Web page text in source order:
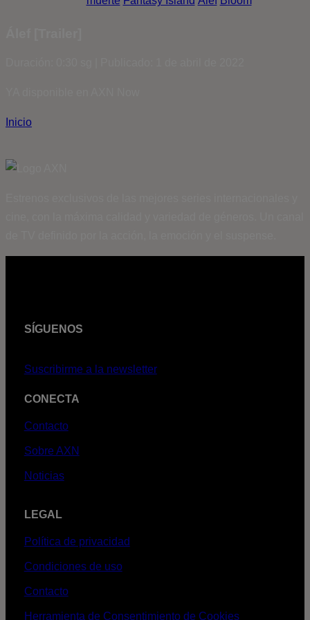
Inicio
SÍGUENOS
Suscribirme a la newsletter
CONECTA
Contacto
Sobre AXN
Noticias
LEGAL
Política de privacidad
Condiciones de uso
Contacto
Herramienta de Consentimiento de Cookies